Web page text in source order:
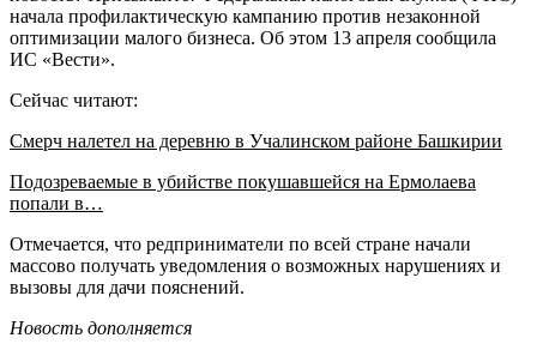
начала профилактическую кампанию против незаконной
оптимизации малого бизнеса. Об этом 13 апреля сообщила
ИС «Вести».
Сейчас читают:
Смерч налетел на деревню в Учалинском районе Башкирии
Подозреваемые в убийстве покушавшейся на Ермолаева
попали в…
Отмечается, что редприниматели по всей стране начали
массово получать уведомления о возможных нарушениях и
вызовы для дачи пояснений.
Новость дополняется